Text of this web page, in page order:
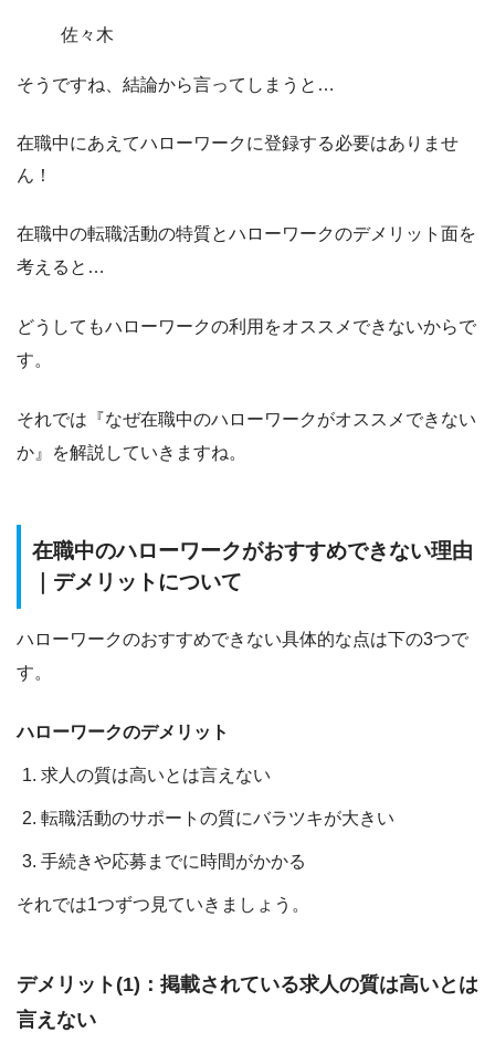
佐々木
そうですね、結論から言ってしまうと…
在職中にあえてハローワークに登録する必要はありませ
ん！
在職中の転職活動の特質とハローワークのデメリット面を
考えると…
どうしてもハローワークの利用をオススメできないからで
す。
それでは『なぜ在職中のハローワークがオススメできない
か』を解説していきますね。
在職中のハローワークがおすすめできない理由
｜デメリットについて
ハローワークのおすすめできない具体的な点は下の3つで
す。
ハローワークのデメリット
求人の質は高いとは言えない
転職活動のサポートの質にバラツキが大きい
手続きや応募までに時間がかかる
それでは1つずつ見ていきましょう。
デメリット(1)：掲載されている求人の質は高いとは
言えない